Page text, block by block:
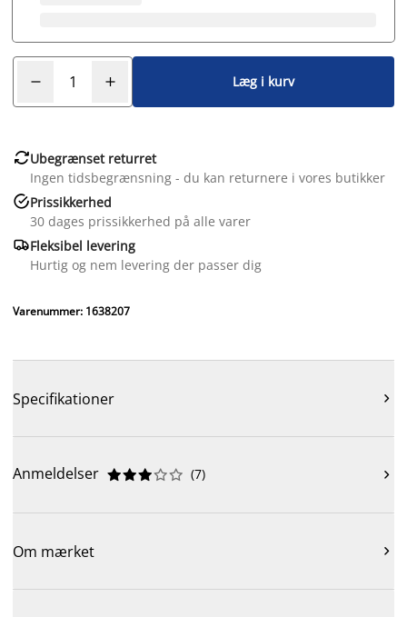
Læg i kurv
Ubegrænset returret
Ingen tidsbegrænsning - du kan returnere i vores butikker
Prissikkerhed
30 dages prissikkerhed på alle varer
Fleksibel levering
Hurtig og nem levering der passer dig
Varenummer: 1638207
Specifikationer 
Anmeldelser 




 (7) 
Om mærket 